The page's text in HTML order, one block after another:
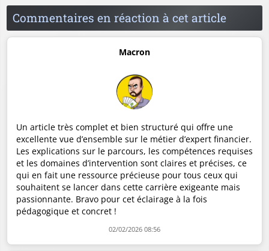
Commentaires en réaction à cet article
Macron
Un article très complet et bien structuré qui offre une
excellente vue d’ensemble sur le métier d’expert financier.
Les explications sur le parcours, les compétences requises
et les domaines d’intervention sont claires et précises, ce
qui en fait une ressource précieuse pour tous ceux qui
souhaitent se lancer dans cette carrière exigeante mais
passionnante. Bravo pour cet éclairage à la fois
pédagogique et concret !
02/02/2026 08:56